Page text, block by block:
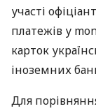
участі
платежів у
карток
іноземних
Для